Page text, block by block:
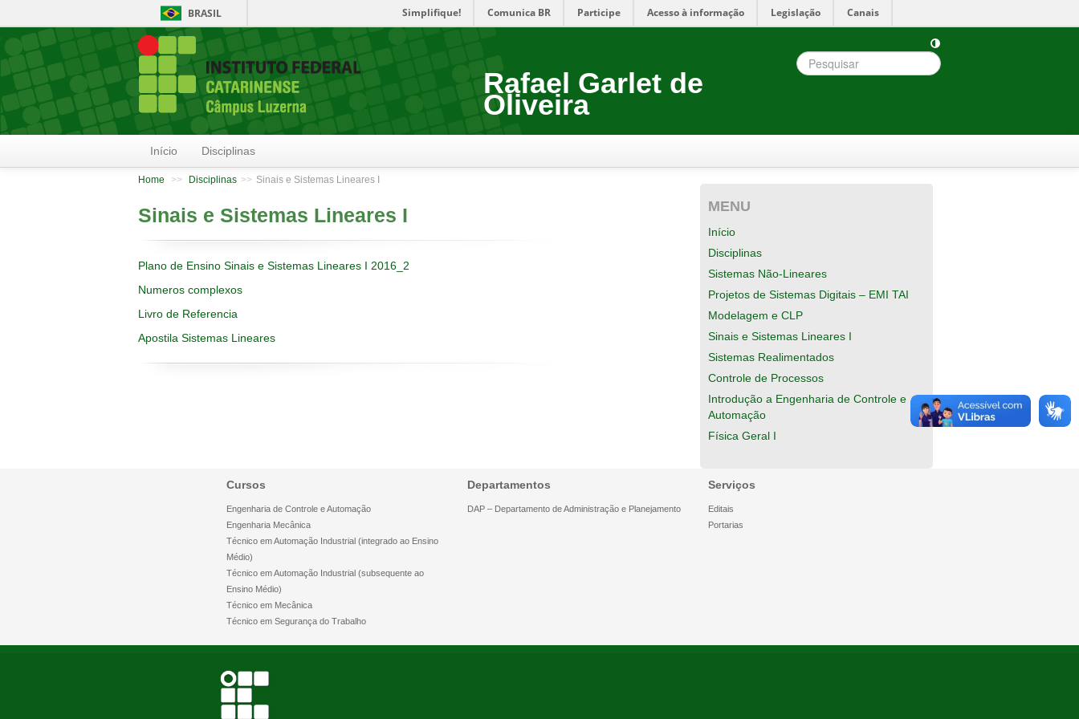
BRASIL Simplifique! Comunica BR Participe Acesso à informação Legislação Canais
Rafael Garlet de
Oliveira
Início Disciplinas
Home >> Disciplinas >> Sinais e Sistemas Lineares I
Sinais e Sistemas Lineares I
Plano de Ensino Sinais e Sistemas Lineares I 2016_2
Numeros complexos
Livro de Referencia
Apostila Sistemas Lineares
MENU
Início
Disciplinas
Sistemas Não-Lineares
Projetos de Sistemas Digitais – EMI TAI
Modelagem e CLP
Sinais e Sistemas Lineares I
Sistemas Realimentados
Controle de Processos
Introdução a Engenharia de Controle e
Automação
Física Geral I
Cursos
Engenharia de Controle e Automação
Engenharia Mecânica
Técnico em Automação Industrial (integrado ao Ensino
Médio)
Técnico em Automação Industrial (subsequente ao
Ensino Médio)
Técnico em Mecânica
Técnico em Segurança do Trabalho
Departamentos
DAP – Departamento de Administração e Planejamento
Serviços
Editais
Portarias